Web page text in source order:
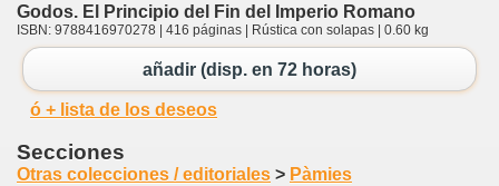
Godos. El Principio del Fin del Imperio Romano
ISBN: 9788416970278 | 416 páginas | Rústica con solapas | 0.60 kg
añadir (disp. en 72 horas)
ó + lista de los deseos
Secciones
Otras colecciones / editoriales > Pàmies